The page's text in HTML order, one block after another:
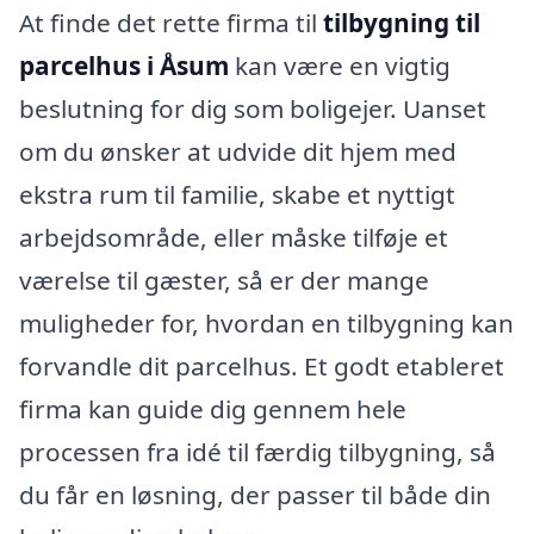
At finde det rette firma til tilbygning til
parcelhus i Åsum kan være en vigtig
beslutning for dig som boligejer. Uanset
om du ønsker at udvide dit hjem med
ekstra rum til familie, skabe et nyttigt
arbejdsområde, eller måske tilføje et
værelse til gæster, så er der mange
muligheder for, hvordan en tilbygning kan
forvandle dit parcelhus. Et godt etableret
firma kan guide dig gennem hele
processen fra idé til færdig tilbygning, så
du får en løsning, der passer til både din